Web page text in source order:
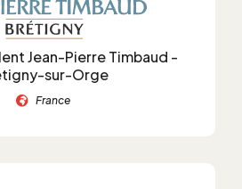
Jean-Pierre Timbaud -
sur-Orge
France